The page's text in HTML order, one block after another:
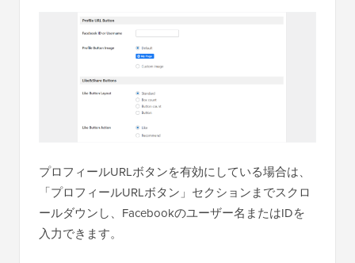
プロフィールURLボタンを有効にしている場合は、
「プロフィールURLボタン」セクションまでスクロ
ールダウンし、Facebookのユーザー名またはIDを
入力できます。